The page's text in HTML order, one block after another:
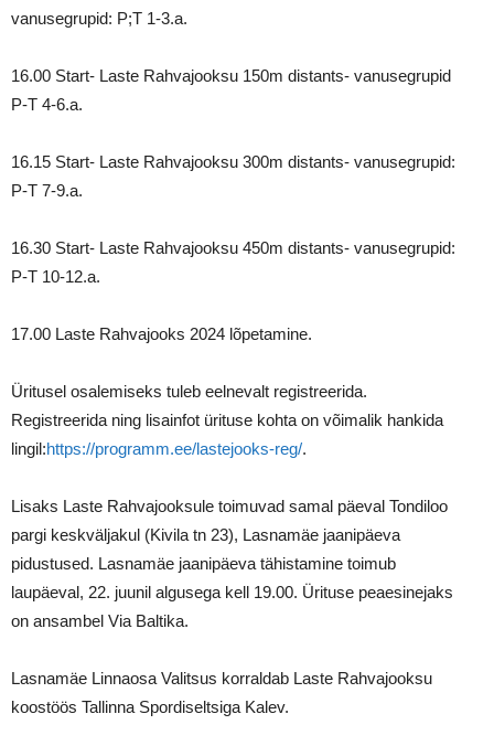
vanusegrupid: P;T 1-3.a.
16.00 Start- Laste Rahvajooksu 150m distants- vanusegrupid
P-T 4-6.a.
16.15 Start- Laste Rahvajooksu 300m distants- vanusegrupid:
P-T 7-9.a.
16.30 Start- Laste Rahvajooksu 450m distants- vanusegrupid:
P-T 10-12.a.
17.00 Laste Rahvajooks 2024 lõpetamine.
Üritusel osalemiseks tuleb eelnevalt registreerida.
Registreerida ning lisainfot ürituse kohta on võimalik hankida
lingil:https://programm.ee/lastejooks-reg/.
Lisaks Laste Rahvajooksule toimuvad samal päeval Tondiloo
pargi keskväljakul (Kivila tn 23), Lasnamäe jaanipäeva
pidustused. Lasnamäe jaanipäeva tähistamine toimub
laupäeval, 22. juunil algusega kell 19.00. Ürituse peaesinejaks
on ansambel Via Baltika.
Lasnamäe Linnaosa Valitsus korraldab Laste Rahvajooksu
koostöös Tallinna Spordiseltsiga Kalev.